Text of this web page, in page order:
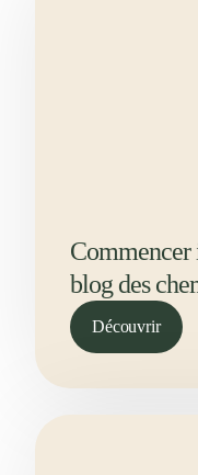
Commencer
blog des
Découvrir